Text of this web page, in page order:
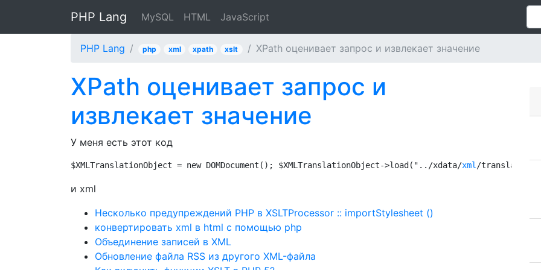
PHP Lang MySQL HTML JavaScript
PHP Lang php xml xpath xslt XPath оценивает запрос и извлекает значение
XPath оценивает запрос и
извлекает значение
У меня есть этот код
$XMLTranslationObject = new DOMDocument(); $XMLTranslationObject->load("../xdata/xml /translation/
и xml
Несколько предупреждений PHP в XSLTProcessor :: importStylesheet ()
конвертировать xml в html с помощью php
Объединение записей в XML
Обновление файла RSS из другого XML-файла